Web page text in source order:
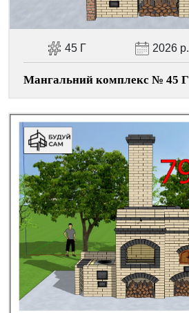
45 Г 2026 р.
Мангальний комплекс № 45 Г